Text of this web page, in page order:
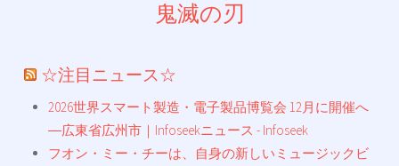
鬼滅の刃
☆注目ニュース☆
2026世界スマート製造・電子製品博覧会 12月に開催へ
―広東省広州市｜Infoseekニュース - Infoseek
フオン・ミー・チーは、自身の新しいミュージックビ